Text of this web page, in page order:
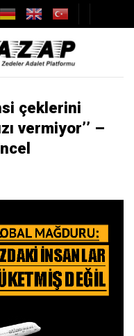
çeklerini
vermiyor’’ –